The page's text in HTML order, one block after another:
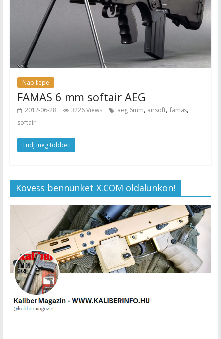
Nap képe
FAMAS 6 mm softair AEG
2012-06-28 3226 Views aeg 6mm, airsoft, famas,
softair
Tudj meg többet!
Kövess bennünket X.COM oldalunkon!